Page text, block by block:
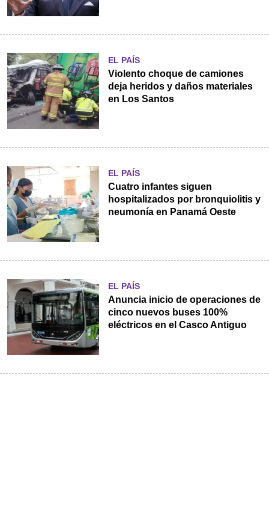
EL PAÍS
Violento choque de camiones
deja heridos y daños materiales
en Los Santos
EL PAÍS
Cuatro infantes siguen
hospitalizados por bronquiolitis y
neumonía en Panamá Oeste
EL PAÍS
Anuncia inicio de operaciones de
cinco nuevos buses 100%
eléctricos en el Casco Antiguo